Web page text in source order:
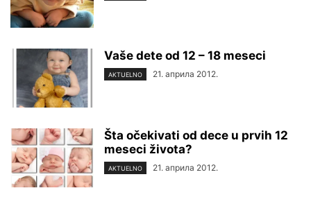
Vaše dete od 12 – 18 meseci
AKTUELNO 21. априла 2012.
Šta očekivati od dece u prvih 12
meseci života?
AKTUELNO 21. априла 2012.